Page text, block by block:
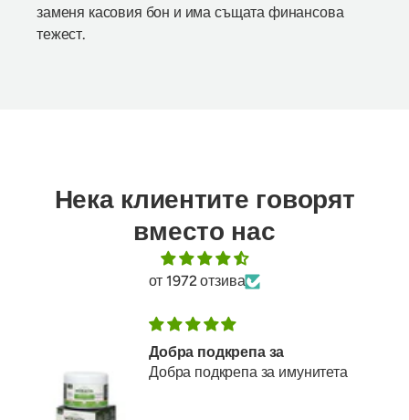
заменя касовия бон и има същата финансова
тежест.
Нека клиентите говорят
вместо нас
от 1972 отзива
Добра подкрепа за
Добра подкрепа за имунитета